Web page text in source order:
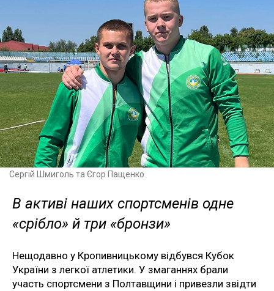
Сергій Шмиголь та Єгор Пащенко
В активі наших спортсменів одне
«срібло» й три «бронзи»
Нещодавно у Кропивницькому відбувся Кубок
України з легкої атлетики. У змаганнях брали
участь спортсмени з Полтавщини і привезли звідти